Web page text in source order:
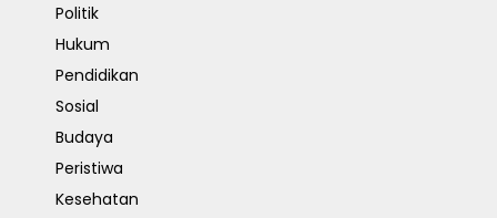
Politik
Hukum
Pendidikan
Sosial
Budaya
Peristiwa
Kesehatan